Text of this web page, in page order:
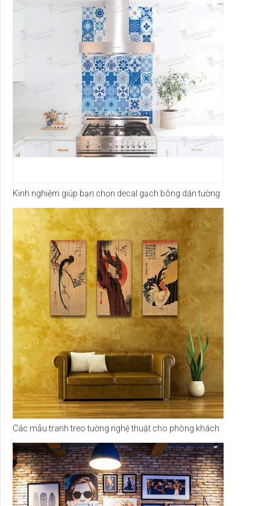
Kinh nghiệm giúp bạn chọn decal gạch bông dán tường
Các mẫu tranh treo tường nghệ thuật cho phòng khách